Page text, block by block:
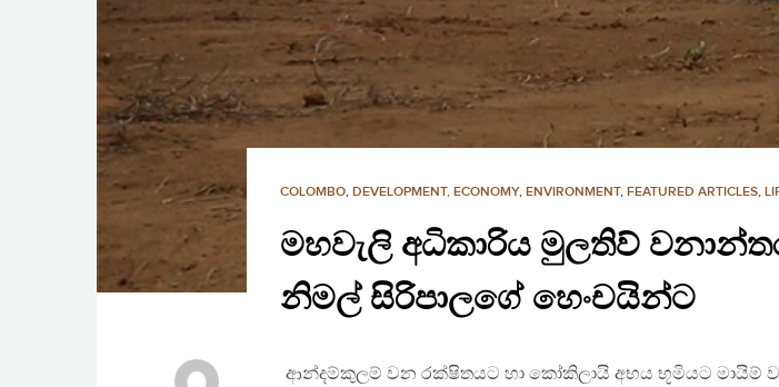
COLOMBO, DEVELOPMENT, ECONOMY, ENVIRONMENT, FEATURED ARTICLES,
මහවැලි අධිකාරිය මුලතිව්
නිමල් සිරිපාලගේ හෙංචයින්ට
ආන්දම්කුලම් වන රක්ෂිතයට හා කෝකිලායි අභය භූමියට මායිම්